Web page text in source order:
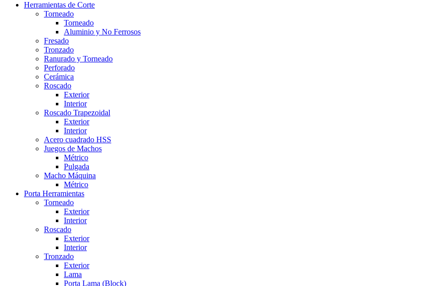
Herramientas de Corte
Torneado
Torneado
Aluminio y No Ferrosos
Fresado
Tronzado
Ranurado y Torneado
Perforado
Cerámica
Roscado
Exterior
Interior
Roscado Trapezoidal
Exterior
Interior
Acero cuadrado HSS
Juegos de Machos
Métrico
Pulgada
Macho Máquina
Métrico
Porta Herramientas
Torneado
Exterior
Interior
Roscado
Exterior
Interior
Tronzado
Exterior
Lama
Porta Lama (Block)